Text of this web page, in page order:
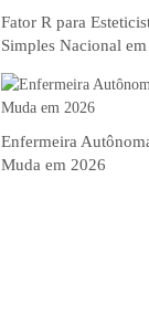
Fator R para
Simples Nacional
Enfermeira
Muda em 2026